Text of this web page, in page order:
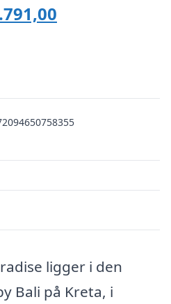
kr. 4.791,00.
ligger i den
Bali på Kreta, i